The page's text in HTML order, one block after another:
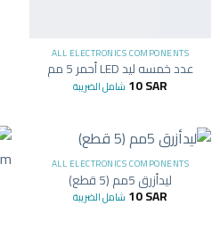
ALL ELECTRONICS COMPONENTS
عدد خمسه ليد LED أحمر 5 مم
10SAR شامل الضريبة
ALL ELECTRONICS COMPONENTS
ليدأزرق 5مم (5 قطع)
10SAR شامل الضريبة